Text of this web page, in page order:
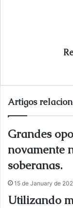
Artigos
Grandes
novamente
soberanas.
15 de January de
Utilizando